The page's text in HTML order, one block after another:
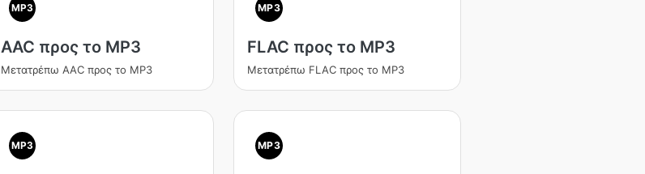
MP3
AAC προς το MP3
Μετατρέπω AAC προς το MP3
MP3
FLAC προς το MP3
Μετατρέπω FLAC προς το MP3
MP3 MP3